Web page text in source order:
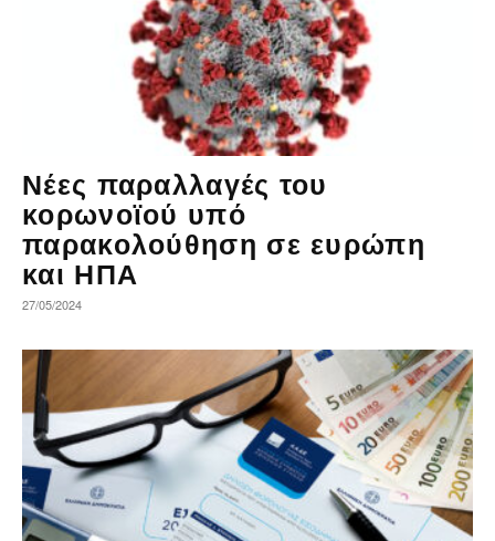
Νέες παραλλαγές του
κορωνοϊού υπό
παρακολούθηση σε ευρώπη
και ΗΠΑ
27/05/2024